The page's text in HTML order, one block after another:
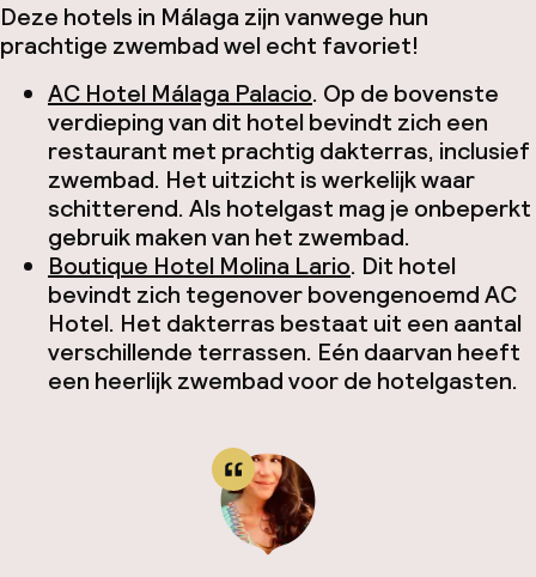
Deze hotels in Málaga zijn vanwege hun
prachtige zwembad wel echt favoriet!
AC Hotel Málaga Palacio. Op de bovenste
verdieping van dit hotel bevindt zich een
restaurant met prachtig dakterras, inclusief
zwembad. Het uitzicht is werkelijk waar
schitterend. Als hotelgast mag je onbeperkt
gebruik maken van het zwembad.
Boutique Hotel Molina Lario. Dit hotel
bevindt zich tegenover bovengenoemd AC
Hotel. Het dakterras bestaat uit een aantal
verschillende terrassen. Eén daarvan heeft
een heerlijk zwembad voor de hotelgasten.